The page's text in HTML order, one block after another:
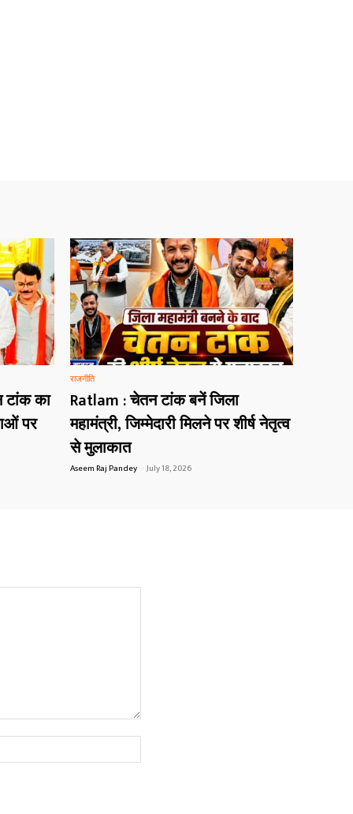
टांक का
पर
राजनीति
Ratlam : चेतन टांक बनें जिला
महामंत्री, जिम्मेदारी मिलने पर शीर्ष नेतृत्व
से मुलाकात
Aseem Raj Pandey - July 18, 2026